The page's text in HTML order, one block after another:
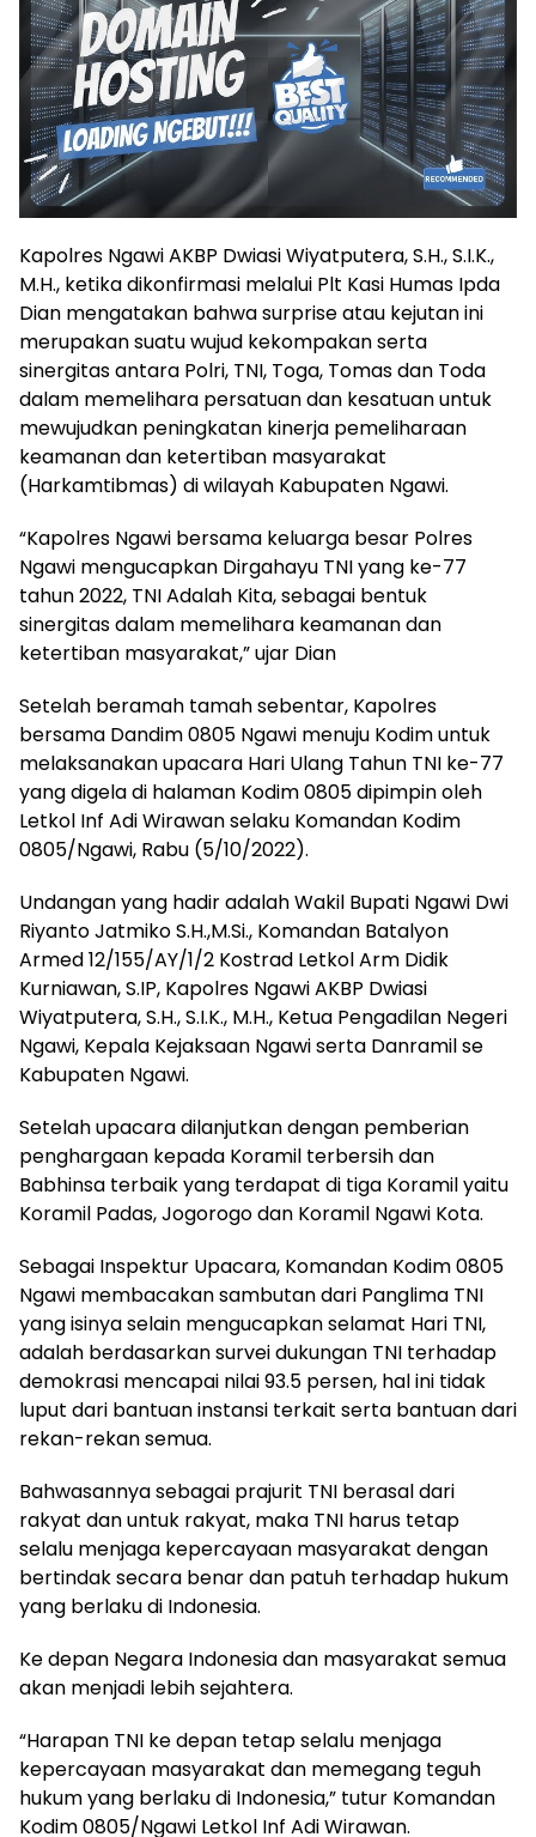
Kapolres Ngawi AKBP Dwiasi Wiyatputera, S.H., S.I.K.,
M.H., ketika dikonfirmasi melalui Plt Kasi Humas Ipda
Dian mengatakan bahwa surprise atau kejutan ini
merupakan suatu wujud kekompakan serta
sinergitas antara Polri, TNI, Toga, Tomas dan Toda
dalam memelihara persatuan dan kesatuan untuk
mewujudkan peningkatan kinerja pemeliharaan
keamanan dan ketertiban masyarakat
(Harkamtibmas) di wilayah Kabupaten Ngawi.
“Kapolres Ngawi bersama keluarga besar Polres
Ngawi mengucapkan Dirgahayu TNI yang ke-77
tahun 2022, TNI Adalah Kita, sebagai bentuk
sinergitas dalam memelihara keamanan dan
ketertiban masyarakat,” ujar Dian
Setelah beramah tamah sebentar, Kapolres
bersama Dandim 0805 Ngawi menuju Kodim untuk
melaksanakan upacara Hari Ulang Tahun TNI ke-77
yang digela di halaman Kodim 0805 dipimpin oleh
Letkol Inf Adi Wirawan selaku Komandan Kodim
0805/Ngawi, Rabu (5/10/2022).
Undangan yang hadir adalah Wakil Bupati Ngawi Dwi
Riyanto Jatmiko S.H.,M.Si., Komandan Batalyon
Armed 12/155/AY/1/2 Kostrad Letkol Arm Didik
Kurniawan, S.IP, Kapolres Ngawi AKBP Dwiasi
Wiyatputera, S.H., S.I.K., M.H., Ketua Pengadilan Negeri
Ngawi, Kepala Kejaksaan Ngawi serta Danramil se
Kabupaten Ngawi.
Setelah upacara dilanjutkan dengan pemberian
penghargaan kepada Koramil terbersih dan
Babhinsa terbaik yang terdapat di tiga Koramil yaitu
Koramil Padas, Jogorogo dan Koramil Ngawi Kota.
Sebagai Inspektur Upacara, Komandan Kodim 0805
Ngawi membacakan sambutan dari Panglima TNI
yang isinya selain mengucapkan selamat Hari TNI,
adalah berdasarkan survei dukungan TNI terhadap
demokrasi mencapai nilai 93.5 persen, hal ini tidak
luput dari bantuan instansi terkait serta bantuan dari
rekan-rekan semua.
Bahwasannya sebagai prajurit TNI berasal dari
rakyat dan untuk rakyat, maka TNI harus tetap
selalu menjaga kepercayaan masyarakat dengan
bertindak secara benar dan patuh terhadap hukum
yang berlaku di Indonesia.
Ke depan Negara Indonesia dan masyarakat semua
akan menjadi lebih sejahtera.
“Harapan TNI ke depan tetap selalu menjaga
kepercayaan masyarakat dan memegang teguh
hukum yang berlaku di Indonesia,” tutur Komandan
Kodim 0805/Ngawi Letkol Inf Adi Wirawan.